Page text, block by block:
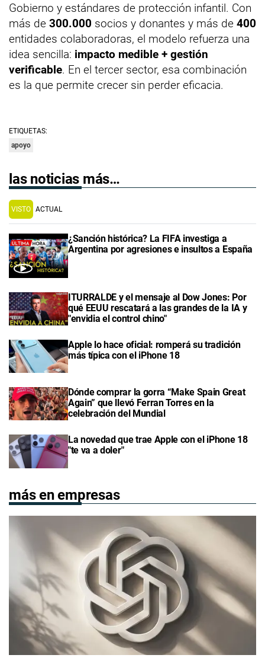
Gobierno y estándares de protección infantil. Con
más de 300.000 socios y donantes y más de 400
entidades colaboradoras, el modelo refuerza una
idea sencilla: impacto medible + gestión
verificable. En el tercer sector, esa combinación
es la que permite crecer sin perder eficacia.
ETIQUETAS:
apoyo
las noticias más…
VISTO ACTUAL
¿Sanción histórica? La FIFA investiga a
Argentina por agresiones e insultos a España
ITURRALDE y el mensaje al Dow Jones: Por
qué EEUU rescatará a las grandes de la IA y
"envidia el control chino"
Apple lo hace oficial: romperá su tradición
más típica con el iPhone 18
Dónde comprar la gorra “Make Spain Great
Again” que llevó Ferran Torres en la
celebración del Mundial
La novedad que trae Apple con el iPhone 18
"te va a doler"
más en empresas